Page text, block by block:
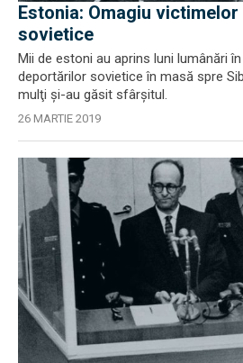
Estonia: Omagiu
sovietice
Mii de estoni au aprins luni lumânări
deportărilor sovietice în masă spre
mulţi şi-au găsit sfârşitul.
26 MARTIE 2019